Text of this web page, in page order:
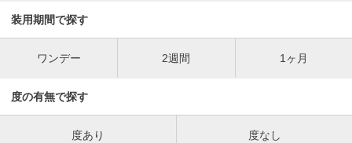
装用期間で探す
ワンデー 2週間 1ヶ月
度の有無で探す
度あり 度なし